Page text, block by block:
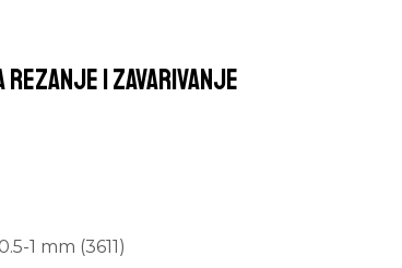
rezanje i zavarivanje
1 mm (3611)